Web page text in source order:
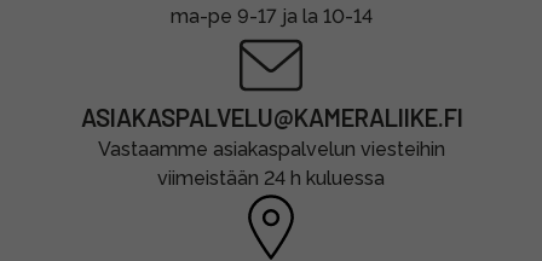
ma-pe 9-17 ja la 10-14
ASIAKASPALVELU@KAMERALIIKE.FI
Vastaamme asiakaspalvelun viesteihin
viimeistään 24 h kuluessa